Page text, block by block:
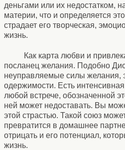
деньгами или их недостатком,
материи, что и определяется
страдает его творческая,
жизнь.
Как карта любви и
посланец желания. Подобно
неуправляемые силы желания,
одержимости. Есть
любой встрече, обозначенной
ней может недоставать. Вы
этой страстью. Такой союз
превратится в домашнее
отрицать и его потенциал,
жизнь.